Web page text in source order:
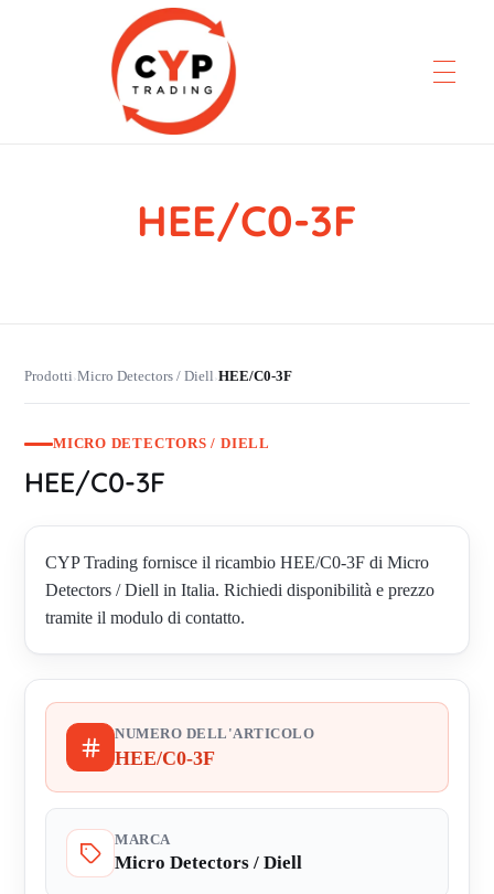
CYP Trading
HEE/C0-3F
Prodotti›Micro Detectors / Diell›HEE/C0-3F
MICRO DETECTORS / DIELL
HEE/C0-3F
CYP Trading fornisce il ricambio HEE/C0-3F di Micro
Detectors / Diell in Italia. Richiedi disponibilità e prezzo
tramite il modulo di contatto.
NUMERO DELL'ARTICOLO
HEE/C0-3F
MARCA
Micro Detectors / Diell